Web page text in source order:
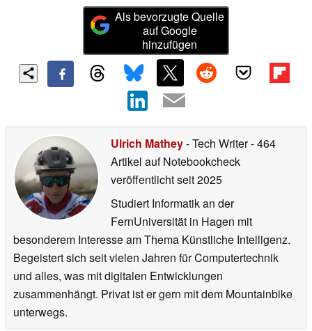
Als bevorzugte Quelle
auf Google
hinzufügen
Ulrich Mathey- Tech Writer- 464
Artikel auf Notebookcheck
veröffentlichtseit 2025
Studiert Informatik an der
FernUniversität in Hagen mit
besonderem Interesse am Thema Künstliche Intelligenz.
Begeistert sich seit vielen Jahren für Computertechnik
und alles, was mit digitalen Entwicklungen
zusammenhängt. Privat ist er gern mit dem Mountainbike
unterwegs.